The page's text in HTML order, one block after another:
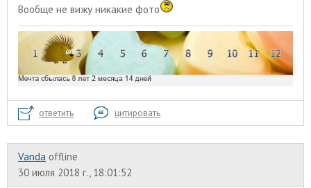
Вообще не вижу никакие фото
ответить цитировать
Vanda offline
30 июля 2018 г., 18:01:52